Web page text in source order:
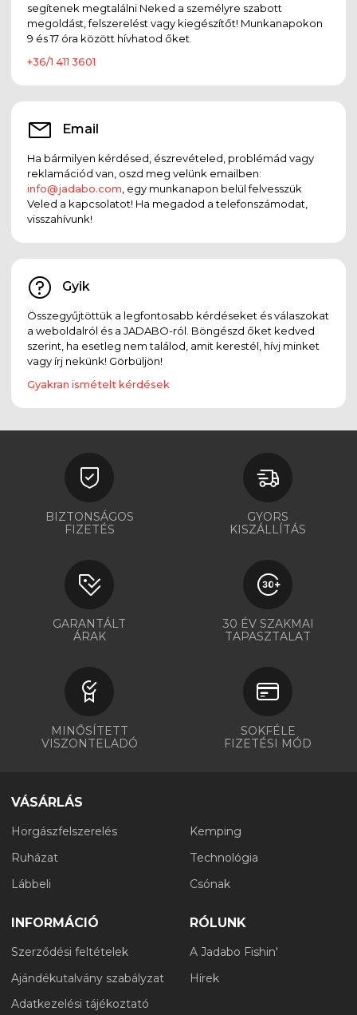
segítenek megtalálni Neked a személyre szabott
megoldást, felszerelést vagy kiegészítőt! Munkanapokon
9 és 17 óra között hívhatod őket.
+36/1 411 3601
Email
Ha bármilyen kérdésed, észrevételed, problémád vagy
reklamációd van, oszd meg velünk emailben:
info@jadabo.com , egy munkanapon belül felvesszük
Veled a kapcsolatot! Ha megadod a telefonszámodat,
visszahívunk!
Gyik
Összegyűjtöttük a legfontosabb kérdéseket és válaszokat
a weboldalról és a JADABO-ról. Böngészd őket kedved
szerint, ha esetleg nem találod, amit kerestél, hívj minket
vagy írj nekünk! Görbüljön!
Gyakran ismételt kérdések
BIZTONSÁGOS
FIZETÉS
GYORS
KISZÁLLÍTÁS
GARANTÁLT
ÁRAK
30 ÉV SZAKMAI
TAPASZTALAT
MINŐSÍTETT
VISZONTELADÓ
SOKFÉLE
FIZETÉSI MÓD
VÁSÁRLÁS
Horgászfelszerelés
Ruházat
Lábbeli
Kemping
Technológia
Csónak
INFORMÁCIÓ
Szerződési feltételek
Ajándékutalvány szabályzat
Adatkezelési tájékoztató
RÓLUNK
A Jadabo Fishin'
Hírek